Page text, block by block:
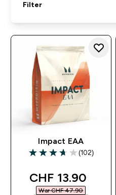
Filter
Impact EAA
3.71 out of 5 stars
(102)
discounted price
CHF 13.90‎
War CHF 47.90‎